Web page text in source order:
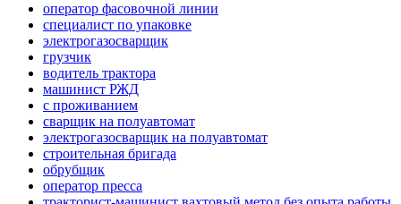
оператор фасовочной линии
специалист по упаковке
электрогазосварщик
грузчик
водитель трактора
машинист РЖД
с проживанием
сварщик на полуавтомат
электрогазосварщик на полуавтомат
строительная бригада
обрубщик
оператор пресса